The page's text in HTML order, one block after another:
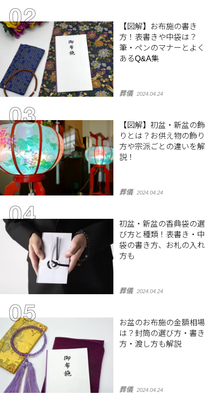
【図解】お布施の書き
方！表書きや中袋は？
筆・ペンのマナーとよく
あるQ&A集
葬儀 2024.04.24
【図解】初盆・新盆の飾
りとは？お供え物の飾り
方や宗派ごとの違いを解
説！
葬儀 2024.04.24
初盆・新盆の香典袋の選
び方と種類！表書き・中
袋の書き方、お札の入れ
方も
葬儀 2024.04.24
お盆のお布施の金額相場
は？封筒の選び方・書き
方・渡し方も解説
葬儀 2024.04.24